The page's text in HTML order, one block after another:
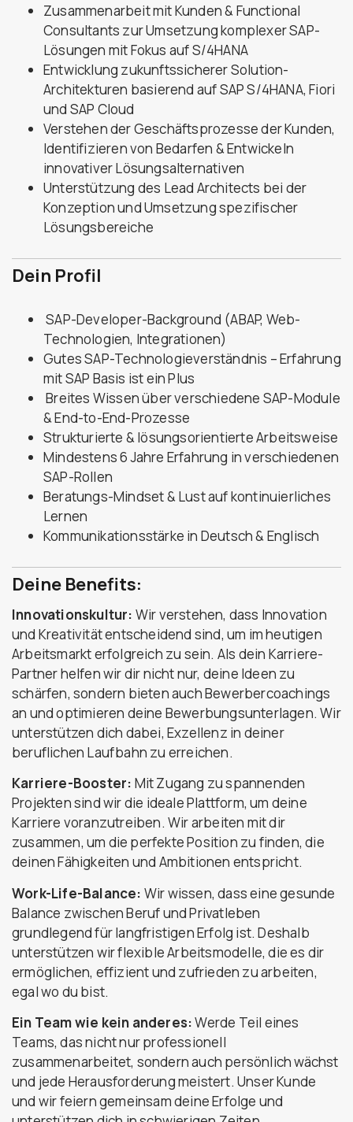
Zusammenarbeit mit Kunden & Functional
Consultants zur Umsetzung komplexer SAP-
Lösungen mit Fokus auf S/4HANA
Entwicklung zukunftssicherer Solution-
Architekturen basierend auf SAP S/4HANA, Fiori
und SAP Cloud
Verstehen der Geschäftsprozesse der Kunden,
Identifizieren von Bedarfen & Entwickeln
innovativer Lösungsalternativen
Unterstützung des Lead Architects bei der
Konzeption und Umsetzung spezifischer
Lösungsbereiche
Dein Profil
SAP-Developer-Background (ABAP, Web-
Technologien, Integrationen)
Gutes SAP-Technologieverständnis – Erfahrung
mit SAP Basis ist ein Plus
Breites Wissen über verschiedene SAP-Module
& End-to-End-Prozesse
Strukturierte & lösungsorientierte Arbeitsweise
Mindestens 6 Jahre Erfahrung in verschiedenen
SAP-Rollen
Beratungs-Mindset & Lust auf kontinuierliches
Lernen
Kommunikationsstärke in Deutsch & Englisch
Deine Benefits:
Innovationskultur: Wir verstehen, dass Innovation
und Kreativität entscheidend sind, um im heutigen
Arbeitsmarkt erfolgreich zu sein. Als dein Karriere-
Partner helfen wir dir nicht nur, deine Ideen zu
schärfen, sondern bieten auch Bewerbercoachings
an und optimieren deine Bewerbungsunterlagen. Wir
unterstützen dich dabei, Exzellenz in deiner
beruflichen Laufbahn zu erreichen.
Karriere-Booster: Mit Zugang zu spannenden
Projekten sind wir die ideale Plattform, um deine
Karriere voranzutreiben. Wir arbeiten mit dir
zusammen, um die perfekte Position zu finden, die
deinen Fähigkeiten und Ambitionen entspricht.
Work-Life-Balance: Wir wissen, dass eine gesunde
Balance zwischen Beruf und Privatleben
grundlegend für langfristigen Erfolg ist. Deshalb
unterstützen wir flexible Arbeitsmodelle, die es dir
ermöglichen, effizient und zufrieden zu arbeiten,
egal wo du bist.
Ein Team wie kein anderes:Werde Teil eines
Teams, das nicht nur professionell
zusammenarbeitet, sondern auch persönlich wächst
und jede Herausforderung meistert. Unser Kunde
und wir feiern gemeinsam deine Erfolge und